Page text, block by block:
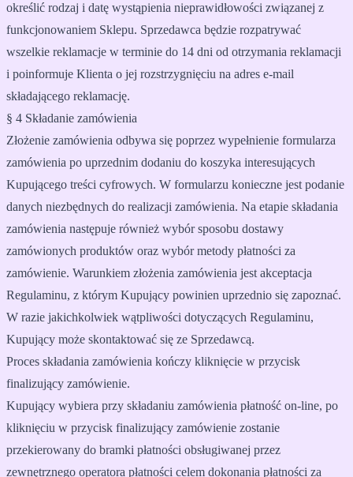
określić rodzaj i datę wystąpienia nieprawidłowości związanej z
funkcjonowaniem Sklepu. Sprzedawca będzie rozpatrywać
wszelkie reklamacje w terminie do 14 dni od otrzymania reklamacji
i poinformuje Klienta o jej rozstrzygnięciu na adres e-mail
składającego reklamację.
§ 4 Składanie zamówienia
Złożenie zamówienia odbywa się poprzez wypełnienie formularza
zamówienia po uprzednim dodaniu do koszyka interesujących
Kupującego treści cyfrowych. W formularzu konieczne jest podanie
danych niezbędnych do realizacji zamówienia. Na etapie składania
zamówienia następuje również wybór sposobu dostawy
zamówionych produktów oraz wybór metody płatności za
zamówienie. Warunkiem złożenia zamówienia jest akceptacja
Regulaminu, z którym Kupujący powinien uprzednio się zapoznać.
W razie jakichkolwiek wątpliwości dotyczących Regulaminu,
Kupujący może skontaktować się ze Sprzedawcą.
Proces składania zamówienia kończy kliknięcie w przycisk
finalizujący zamówienie.
Kupujący wybiera przy składaniu zamówienia płatność on-line, po
kliknięciu w przycisk finalizujący zamówienie zostanie
przekierowany do bramki płatności obsługiwanej przez
zewnętrznego operatora płatności celem dokonania płatności za